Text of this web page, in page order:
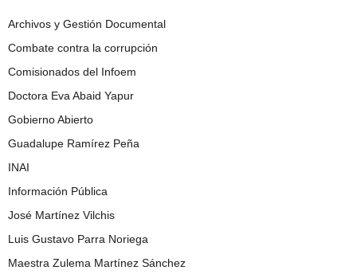
Archivos y Gestión Documental
Combate contra la corrupción
Comisionados del Infoem
Doctora Eva Abaid Yapur
Gobierno Abierto
Guadalupe Ramírez Peña
INAI
Información Pública
José Martínez Vilchis
Luis Gustavo Parra Noriega
Maestra Zulema Martínez Sánchez